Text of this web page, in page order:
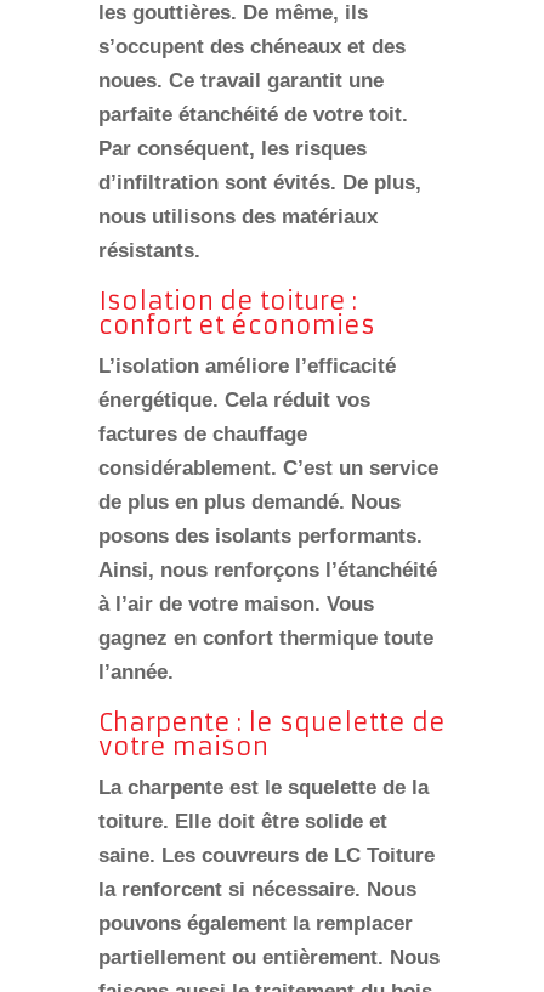
les gouttières. De même, ils
s’occupent des chéneauxet des
noues. Ce travail garantit une
parfaite étanchéitéde votre toit.
Par conséquent, les risques
d’infiltration sont évités. De plus,
nous utilisons des matériaux
résistants.
Isolation de toiture :
confort et économies
L’isolation améliore l’efficacité
énergétique. Cela réduit vos
factures de chauffage
considérablement. C’est un service
de plus en plus demandé. Nous
posons des isolants performants.
Ainsi, nous renforçons l’étanchéité
à l’air de votre maison. Vous
gagnez en confort thermique toute
l’année.
Charpente : le squelette de
votre maison
La charpenteest le squelette de la
toiture. Elle doit être solide et
saine. Les couvreurs de LC Toiture
la renforcent si nécessaire. Nous
pouvons également la remplacer
partiellement ou entièrement. Nous